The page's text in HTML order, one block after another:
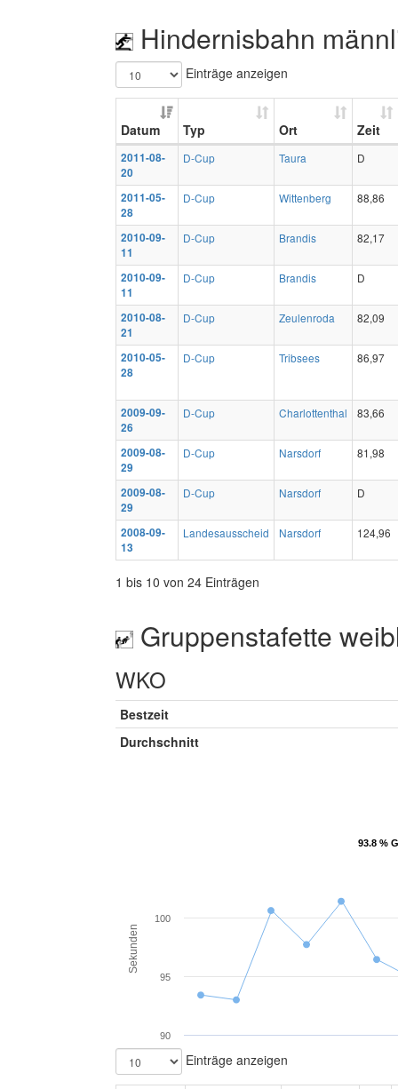
Hindernisbahn
Einträge anzeigen
Datum Typ Ort Zeit
2011-08-
20
D-Cup Taura D
2011-05-
28
D-Cup Wittenberg 88,86
2010-09-
11
D-Cup Brandis 82,17
2010-09-
11
D-Cup Brandis D
2010-08-
21
D-Cup Zeulenroda 82,09
2010-05-
28
D-Cup Tribsees 86,97
2009-09-
26
D-Cup Charlottenthal 83,66
2009-08-
29
D-Cup Narsdorf 81,98
2009-08-
29
D-Cup Narsdorf D
2008-09-
13
Landesausscheid Narsdorf 124,96
1 bis 10 von 24 Einträgen
Gruppenstafette
WKO
Bestzeit
Durchschnitt
93.8 %
93.8 %
Sekunden
90
95
100
Einträge anzeigen